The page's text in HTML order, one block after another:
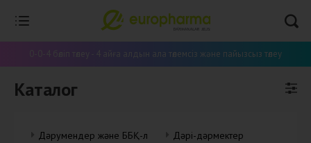
0-0-4 бөліп төлеу - 4 айға алдын ала төлемсіз және пайызсыз төлеу
Каталог
Дәрумендер және ББҚ-лар
Дәрі-дәрмектер